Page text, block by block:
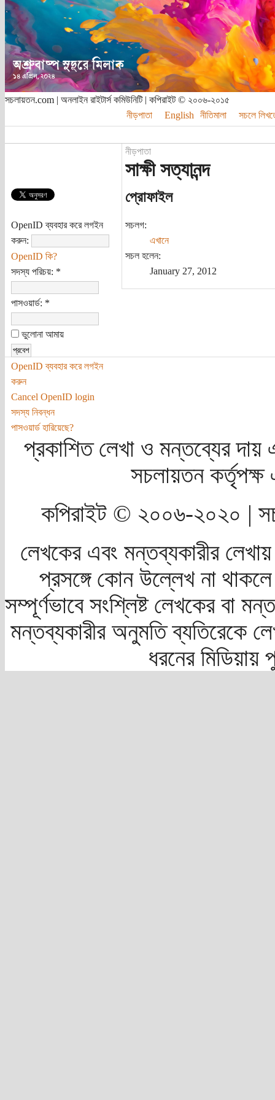
সচলায়তন.com | অনলাইন রাইটার্স কমিউনিটি | কপিরাইট © ২০০৬-২০১৫
নীড়পাতা
English নীতিমালা সচলে
OpenID ব্যবহার করে লগইন
করুন:
OpenID কি?
সদস্য পরিচয়: *
পাসওয়ার্ড: *
ভুলোনা আমায়
OpenID ব্যবহার করে লগইন
করুন
Cancel OpenID login
সদস্য নিবন্ধন
পাসওয়ার্ড হারিয়েছে?
নীড়পাতা
সাক্ষী সত্যানন্দ
প্রোফাইল
সচলগ:
এখানে
সচল হলেন:
January 27, 2012
প্রকাশিত লেখা ও মন্তব্যের দায়
সচলায়তন
কপিরাইট © ২০০৬-২০২০ |
লেখকের এবং মন্তব্যকারীর
প্রসঙ্গে কোন উল্লেখ না
সম্পূর্ণভাবে সংশ্লিষ্ট লেখকের বা
মন্তব্যকারীর অনুমতি ব্যতিরেকে
ধরনের মিডিয়ায়